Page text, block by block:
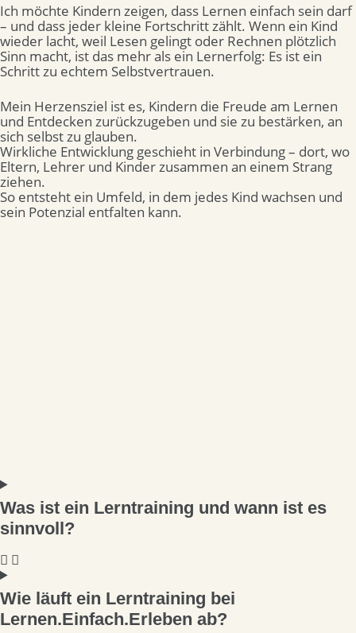
Ich möchte Kindern zeigen, dass Lernen einfach sein darf
– und dass jeder kleine Fortschritt zählt. Wenn ein Kind
wieder lacht, weil Lesen gelingt oder Rechnen plötzlich
Sinn macht, ist das mehr als ein Lernerfolg: Es ist ein
Schritt zu echtem Selbstvertrauen.
Mein Herzensziel ist es, Kindern die Freude am Lernen
und Entdecken zurückzugeben und sie zu bestärken, an
sich selbst zu glauben.
Wirkliche Entwicklung geschieht in Verbindung – dort, wo
Eltern, Lehrer und Kinder zusammen an einem Strang
ziehen.
So entsteht ein Umfeld, in dem jedes Kind wachsen und
sein Potenzial entfalten kann.
Was ist ein Lerntraining und wann ist es
sinnvoll?
Wie läuft ein Lerntraining bei
Lernen.Einfach.Erleben ab?